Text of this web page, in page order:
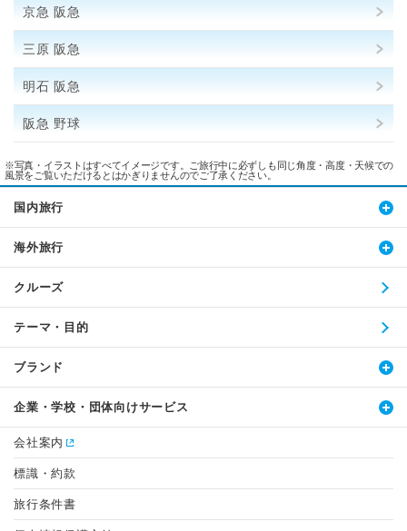
京急 阪急
三原 阪急
明石 阪急
阪急 野球
※写真・イラストはすべてイメージです。ご旅行中に必ずしも同じ角度・高度・天候での
風景をご覧いただけるとはかぎりませんのでご了承ください。
国内旅行
海外旅行
クルーズ
テーマ・目的
ブランド
企業・学校・団体向けサービス
会社案内
標識・約款
旅行条件書